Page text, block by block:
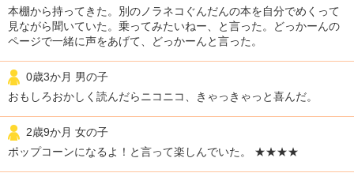
本棚から持ってきた。別のノラネコぐんだんの本を自分でめくって
見ながら聞いていた。乗ってみたいねー、と言った。どっかーんの
ページで一緒に声をあげて、どっかーんと言った。
0歳3か月 男の子
おもしろおかしく読んだらニコニコ、きゃっきゃっと喜んだ。
2歳9か月 女の子
ポップコーンになるよ！と言って楽しんでいた。 ★★★★